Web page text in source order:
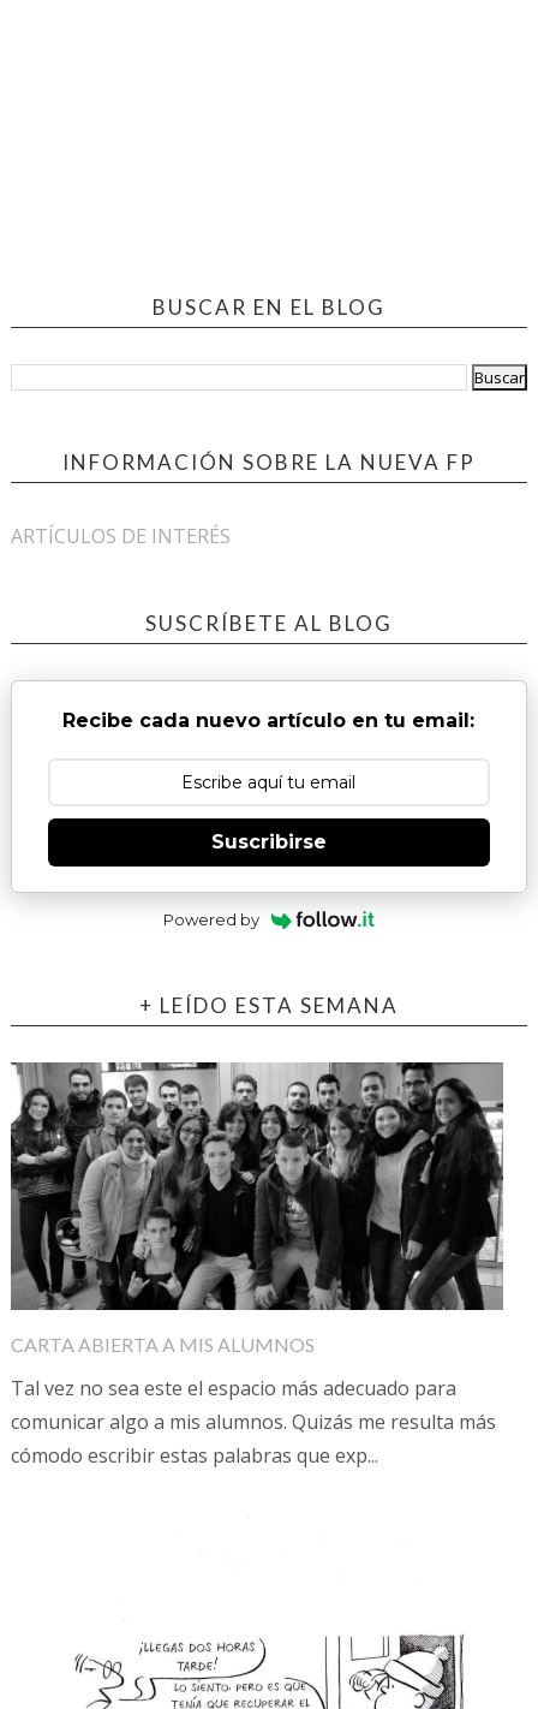
BUSCAR EN EL BLOG
INFORMACIÓN SOBRE LA NUEVA FP
ARTÍCULOS DE INTERÉS
SUSCRÍBETE AL BLOG
Recibe cada nuevo artículo en tu email:
Suscribirse
Powered by
+ LEÍDO ESTA SEMANA
CARTA ABIERTA A MIS ALUMNOS
Tal vez no sea este el espacio más adecuado para
comunicar algo a mis alumnos. Quizás me resulta más
cómodo escribir estas palabras que exp...